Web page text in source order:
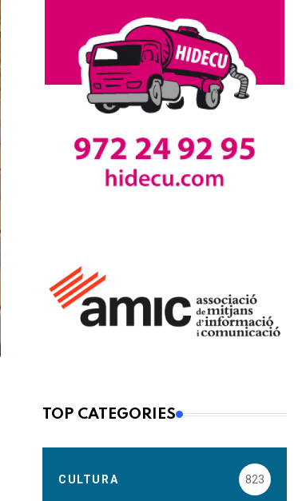
TOP CATEGORIES
CULTURA 823